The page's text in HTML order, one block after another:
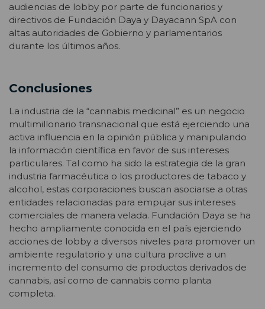
audiencias de lobby por parte de funcionarios y
directivos de Fundación Daya y Dayacann SpA con
altas autoridades de Gobierno y parlamentarios
durante los últimos años.
Conclusiones
La industria de la “cannabis medicinal” es un negocio
multimillonario transnacional que está ejerciendo una
activa influencia en la opinión pública y manipulando
la información científica en favor de sus intereses
particulares. Tal como ha sido la estrategia de la gran
industria farmacéutica o los productores de tabaco y
alcohol, estas corporaciones buscan asociarse a otras
entidades relacionadas para empujar sus intereses
comerciales de manera velada. Fundación Daya se ha
hecho ampliamente conocida en el país ejerciendo
acciones de lobby a diversos niveles para promover un
ambiente regulatorio y una cultura proclive a un
incremento del consumo de productos derivados de
cannabis, así como de cannabis como planta
completa.